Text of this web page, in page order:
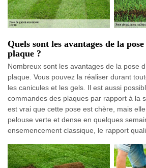
Quels sont les avantages de la
plaque ?
Nombreux sont les avantages de la pose
plaque. Vous pouvez la réaliser durant
les canicules et les gels. Il est aussi
commandes des plaques par rapport à la
est vrai que cette pose est chère, mais
pelouse verte et dense en quelques
ensemencement classique, le rapport